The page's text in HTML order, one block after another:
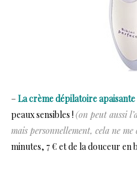
–La crème dépilatoire
peaux sensibles ! (on peut aussi
mais personnellement, cela ne
minutes, 7 € et de la douceur